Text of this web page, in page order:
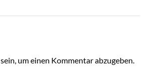
sein, um einen Kommentar abzugeben.